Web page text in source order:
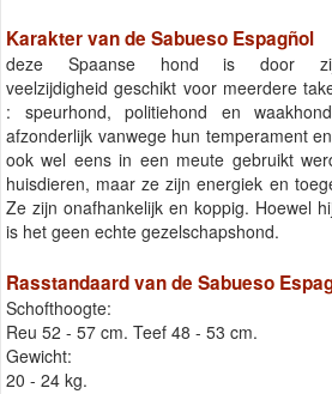
Karakter van de Sabueso Espagñol
deze Spaanse hond is door
veelzijdigheid geschikt voor meerdere
: speurhond, politiehond en
afzonderlijk vanwege hun temperament
ook wel eens in een meute gebruikt
huisdieren, maar ze zijn energiek en
Ze zijn onafhankelijk en koppig. Hoewel
is het geen echte gezelschapshond.
Rasstandaard van de Sabueso
Schofthoogte:
Reu 52 - 57 cm. Teef 48 - 53 cm.
Gewicht:
20 - 24 kg.